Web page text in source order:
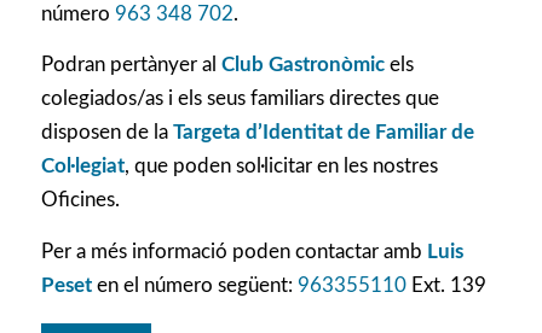
número 963 348 702.
Podran pertànyer al Club Gastronòmicels
colegiados/as i els seus familiars directes que
disposen de la Targeta d’Identitat de Familiar de
Col·legiat, que poden sol·licitar en les nostres
Oficines.
Per a més informació poden contactar amb Luis
Peseten el número següent: 963355110Ext. 139